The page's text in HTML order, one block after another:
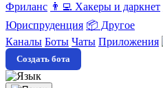
Фриланс 👨‍💻 Хакеры и даркнет
Юриспруденция 📦 Другое
Каналы Боты Чаты Приложения
Создать бота